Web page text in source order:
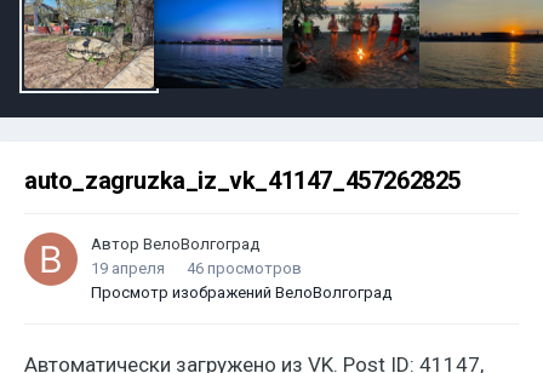
auto_zagruzka_iz_vk_41147_457262825
Автор ВелоВолгоград
19 апреля
46 просмотров
Просмотр изображений ВелоВолгоград
Автоматически загружено из VK. Post ID: 41147,